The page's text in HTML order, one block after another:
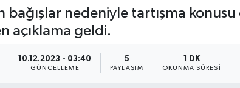
nedeniyle tartışma
açıklama geldi.
10.12.2023 - 03:40
GÜNCELLEME
5
PAYLAŞIM
1 DK
OKUNMA SÜRESI